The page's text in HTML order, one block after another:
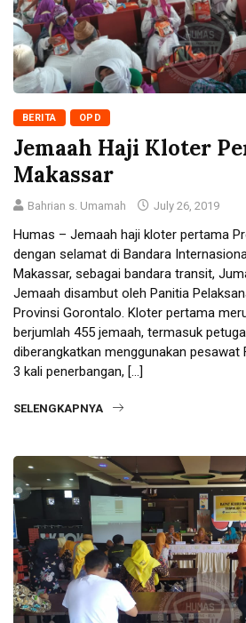
BERITA OPD
Jemaah Haji Kloter
Makassar
Bahrian s. Umamah July 26, 2019
Humas – Jemaah haji kloter pertama
dengan selamat di Bandara
Makassar, sebagai bandara transit,
Jemaah disambut oleh Panitia
Provinsi Gorontalo. Kloter pertama
berjumlah 455 jemaah, termasuk
diberangkatkan menggunakan pesawat
3 kali penerbangan, […]
SELENGKAPNYA